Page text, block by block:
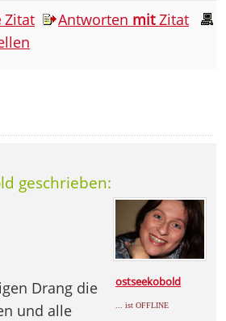
Zitat Antworten mitZitat
geschrieben:
ostseekobold
... ist OFFLINE
Drang die
und alle